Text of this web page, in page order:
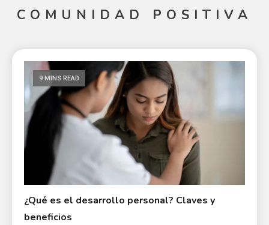
COMUNIDAD POSITIVA
9 MINS READ
¿Qué es el desarrollo personal? Claves y
beneficios